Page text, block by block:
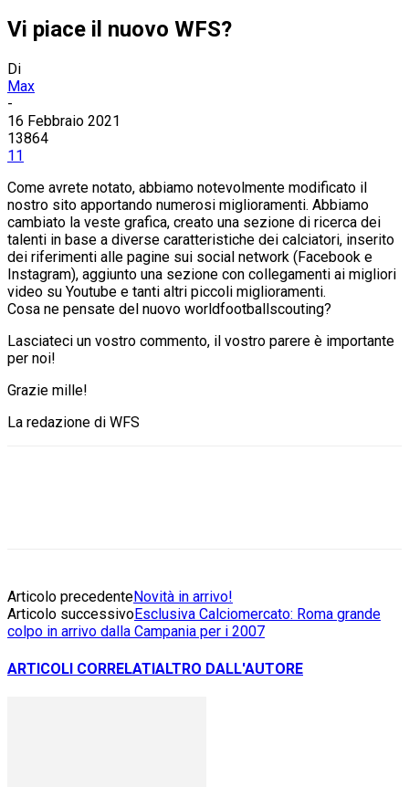
Vi piace il nuovo WFS?
Di
Max
-
16 Febbraio 2021
13864
11
Come avrete notato, abbiamo notevolmente modificato il
nostro sito apportando numerosi miglioramenti. Abbiamo
cambiato la veste grafica, creato una sezione di ricerca dei
talenti in base a diverse caratteristiche dei calciatori, inserito
dei riferimenti alle pagine sui social network (Facebook e
Instagram), aggiunto una sezione con collegamenti ai migliori
video su Youtube e tanti altri piccoli miglioramenti.
Cosa ne pensate del nuovo worldfootballscouting?
Lasciateci un vostro commento, il vostro parere è importante
per noi!
Grazie mille!
La redazione di WFS
Articolo precedenteNovità in arrivo!
Articolo successivoEsclusiva Calciomercato: Roma grande
colpo in arrivo dalla Campania per i 2007
ARTICOLI CORRELATIALTRO DALL'AUTORE